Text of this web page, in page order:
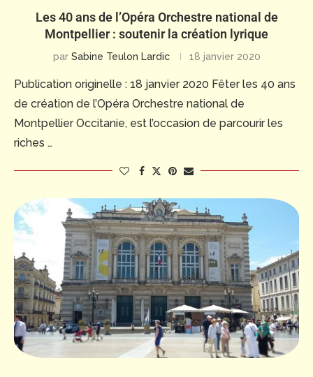
Les 40 ans de l’Opéra Orchestre national de
Montpellier : soutenir la création lyrique
par Sabine Teulon Lardic 18 janvier 2020
Publication originelle : 18 janvier 2020 Fêter les 40 ans
de création de l’Opéra Orchestre national de
Montpellier Occitanie, est l’occasion de parcourir les
riches …